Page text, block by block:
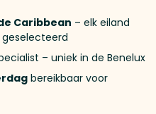
Caribbean – elk eiland
– uniek in de Benelux
bereikbaar voor